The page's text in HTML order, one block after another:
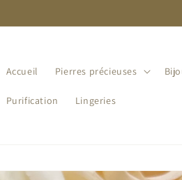
Accueil Pierres précieuses
Purification Lingeries